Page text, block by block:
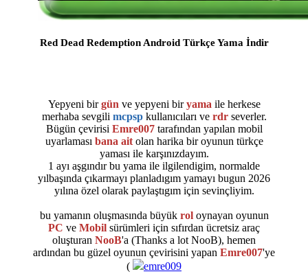
Red Dead Redemption Android Türkçe Yama İndir
Yepyeni birgün ve yepyeni biryama ile herkese
merhaba sevgili mcpspkullanıcıları ve rdrseverler.
Bügün çevirisi Emre007tarafından yapılan mobil
uyarlaması bana aitolan harika bir oyunun türkçe
yaması ile karşınızdayım.
1 ayı aşgındır bu yama ile ilgilendigim, normalde
yılbaşında çıkarmayı planladıgım yamayı bugun 2026
yılına özel olarak paylaştıgım için sevinçliyim.
bu yamanın oluşmasında büyük roloynayan oyunun
PC ve Mobil sürümleri için sıfırdan ücretsiz araç
oluşturan NooB'a (Thanks a lot NooB), hemen
ardından bu güzel oyunun çevirisini yapan Emre007'ye
(